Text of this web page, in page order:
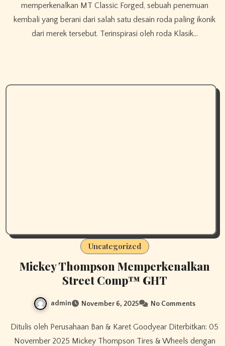
memperkenalkan MT Classic Forged, sebuah penemuan
kembali yang berani dari salah satu desain roda paling ikonik
dari merek tersebut. Terinspirasi oleh roda Klasik…
Uncategorized
Mickey Thompson Memperkenalkan
Street Comp™ GHT
admin November 6, 2025 No Comments
Ditulis oleh Perusahaan Ban & Karet Goodyear Diterbitkan: 05
November 2025 Mickey Thompson Tires & Wheels dengan